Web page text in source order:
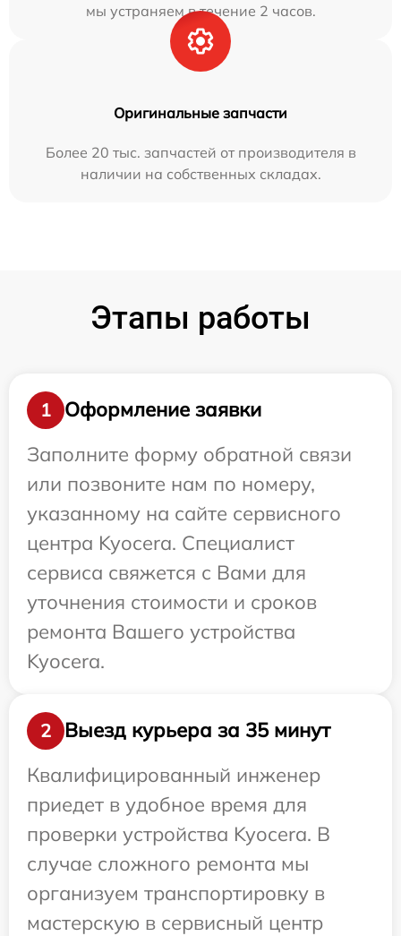
мы устраняем в течение 2 часов.
Оригинальные запчасти
Более 20 тыс. запчастей от производителя в
наличии на собственных складах.
Этапы работы
1
Оформление заявки
Заполните форму обратной связи
или позвоните нам по номеру,
указанному на сайте сервисного
центра Kyocera. Специалист
сервиса свяжется с Вами для
уточнения стоимости и сроков
ремонта Вашего устройства
Kyocera.
2
Выезд курьера за 35 минут
Квалифицированный инженер
приедет в удобное время для
проверки устройства Kyocera. В
случае сложного ремонта мы
организуем транспортировку в
мастерскую в сервисный центр